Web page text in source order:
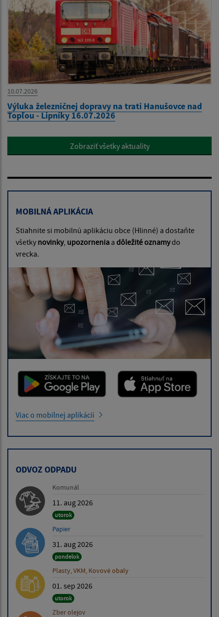
10.07.2026
Výluka železničnej dopravy na trati Hanušovce nad
Topľou - Lipníky 16.07.2026
Zobraziť všetky aktuality
MOBILNÁ APLIKÁCIA
Stiahnite si mobilnú aplikáciu obce (Hlinné) a dostaňte
všetky novinky, upozornenia a dôležité oznamydo
vrecka.
Viac o mobilnej aplikácii
ODVOZ ODPADU
Komunál
11. aug 2026
utorok
Papier
31. aug 2026
pondelok
Plasty, VKM, Kovové obaly
01. sep 2026
utorok
Zber olejov